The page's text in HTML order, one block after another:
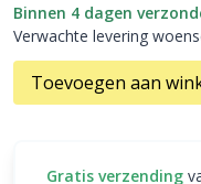
Binnen 4 dagen
Verwachte levering
Toevoegen aan
Gratis verzending